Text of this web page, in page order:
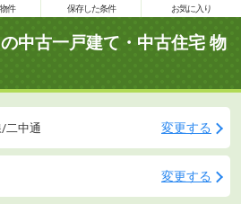
件 保存した条件 お気に入り
中古一戸建て・中古住宅 物
二中通 変更する
変更する